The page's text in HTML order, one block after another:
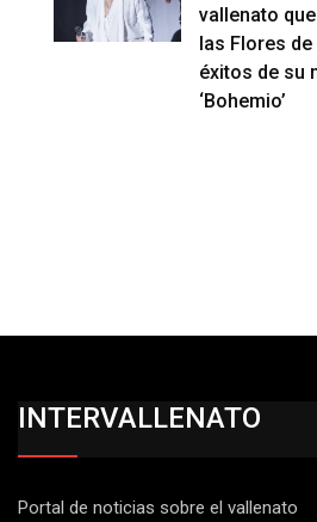
vallenato
las Flores
éxitos de su
‘Bohemio’
INTERVALLENATO
Portal de noticias sobre el vallenato